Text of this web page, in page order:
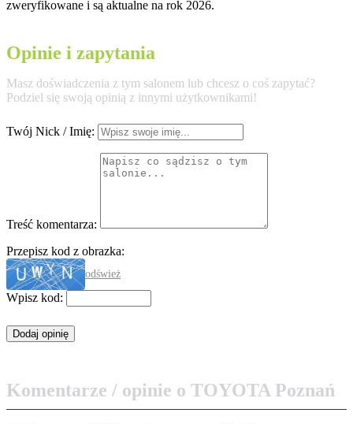
zweryfikowane i są aktualne na rok 2026.
Opinie i zapytania
Masz doświadczenia z tym salonem lub chcesz o coś zapytać?
Podziel się swoją opinią z innymi użytkownikami!
Twój Nick / Imię:
Treść komentarza:
Przepisz kod z obrazka:
odśwież
Wpisz kod:
Komentarze / opinie o TOYOTA Poznań